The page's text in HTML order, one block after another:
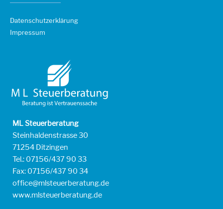
Datenschutzerklärung
Impressum
ML Steuerberatung
Steinhaldenstrasse 30
71254 Ditzingen
Tel.: 07156/437 90 33
Fax: 07156/437 90 34
office@mlsteuerberatung.de
www.mlsteuerberatung.de